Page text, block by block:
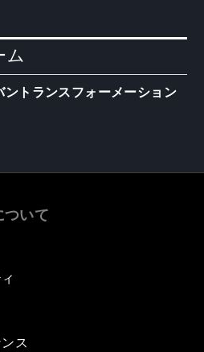
ム
ントランスフォーメーション
ついて
ス